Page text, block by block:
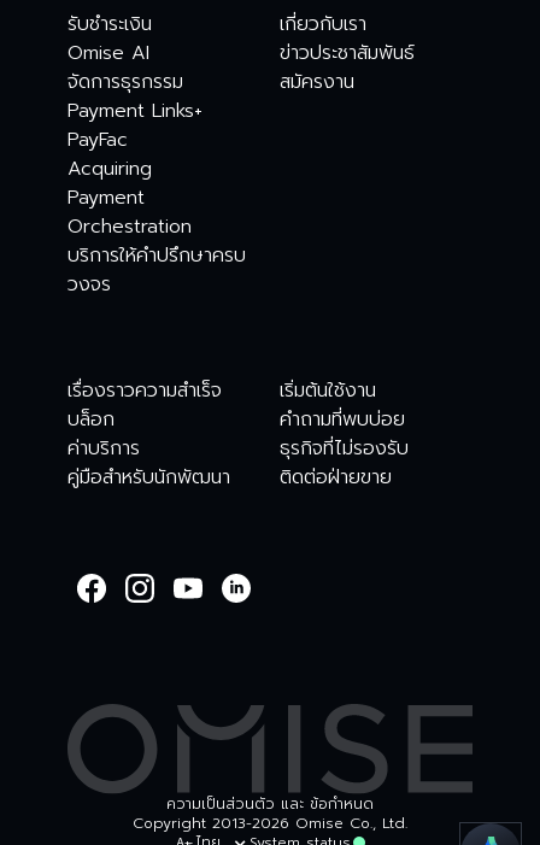
รับชำระเงิน
Omise AI
จัดการธุรกรรม
Payment Links+
PayFac
Acquiring
Payment
Orchestration
บริการให้คำปรึกษาครบ
วงจร
เกี่ยวกับเรา
ข่าวประชาสัมพันธ์
สมัครงาน
เรื่องราวความสำเร็จ
บล็อก
ค่าบริการ
คู่มือสำหรับนักพัฒนา
เริ่มต้นใช้งาน
คำถามที่พบบ่อย
ธุรกิจที่ไม่รองรับ
ติดต่อฝ่ายขาย
ความเป็นส่วนตัว และ ข้อกำหนด
Copyright 2013-2026 Omise Co., Ltd.
OMISE SUPPORT.
HOW CAN WE